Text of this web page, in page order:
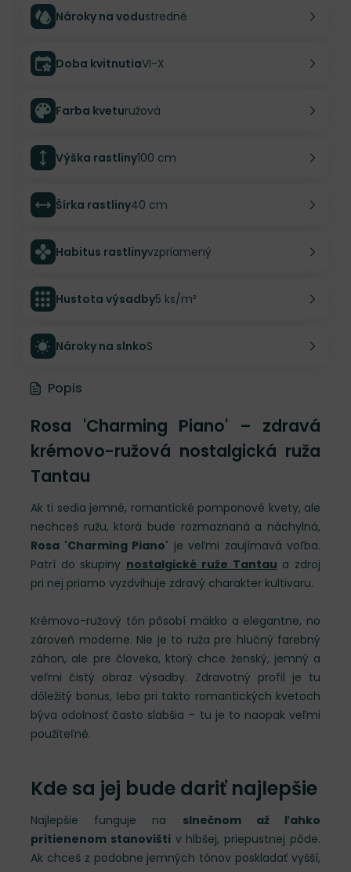
Nároky na vodustredné
Doba kvitnutiaVI-X
Farba kveturužová
Výška rastliny100 cm
Šírka rastliny40 cm
Habitus rastlinyvzpriamený
Hustota výsadby5 ks/m²
Nároky na slnkoS
Popis
Rosa 'Charming Piano' – zdravá
krémovo-ružová nostalgická ruža
Tantau
Ak ti sedia jemné, romantické pomponové kvety, ale
nechceš ružu, ktorá bude rozmaznaná a náchylná,
Rosa 'Charming Piano' je veľmi zaujímavá voľba.
Patrí do skupiny nostalgické ruže Tantau a zdroj
pri nej priamo vyzdvihuje zdravý charakter kultivaru.
Krémovo-ružový tón pôsobí mäkko a elegantne, no
zároveň moderne. Nie je to ruža pre hlučný farebný
záhon, ale pre človeka, ktorý chce ženský, jemný a
veľmi čistý obraz výsadby. Zdravotný profil je tu
dôležitý bonus, lebo pri takto romantických kvetoch
býva odolnosť často slabšia – tu je to naopak veľmi
použiteľné.
Kde sa jej bude dariť najlepšie
Najlepšie funguje na slnečnom až ľahko
pritienenom stanovištiv hlbšej, priepustnej pôde.
Ak chceš z podobne jemných tónov poskladať vyšší,